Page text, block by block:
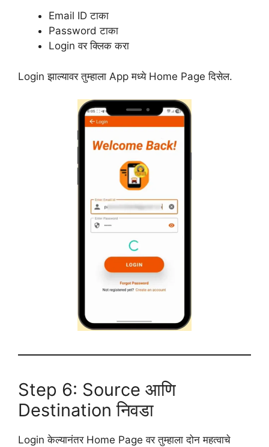
Email ID टाका
Password टाका
Login वर क्लिक करा
Login झाल्यावर तुम्हाला App मध्ये Home Page दिसेल.
Step 6: Source आणि
Destination निवडा
Login केल्यानंतर Home Page वर तुम्हाला दोन महत्वाचे